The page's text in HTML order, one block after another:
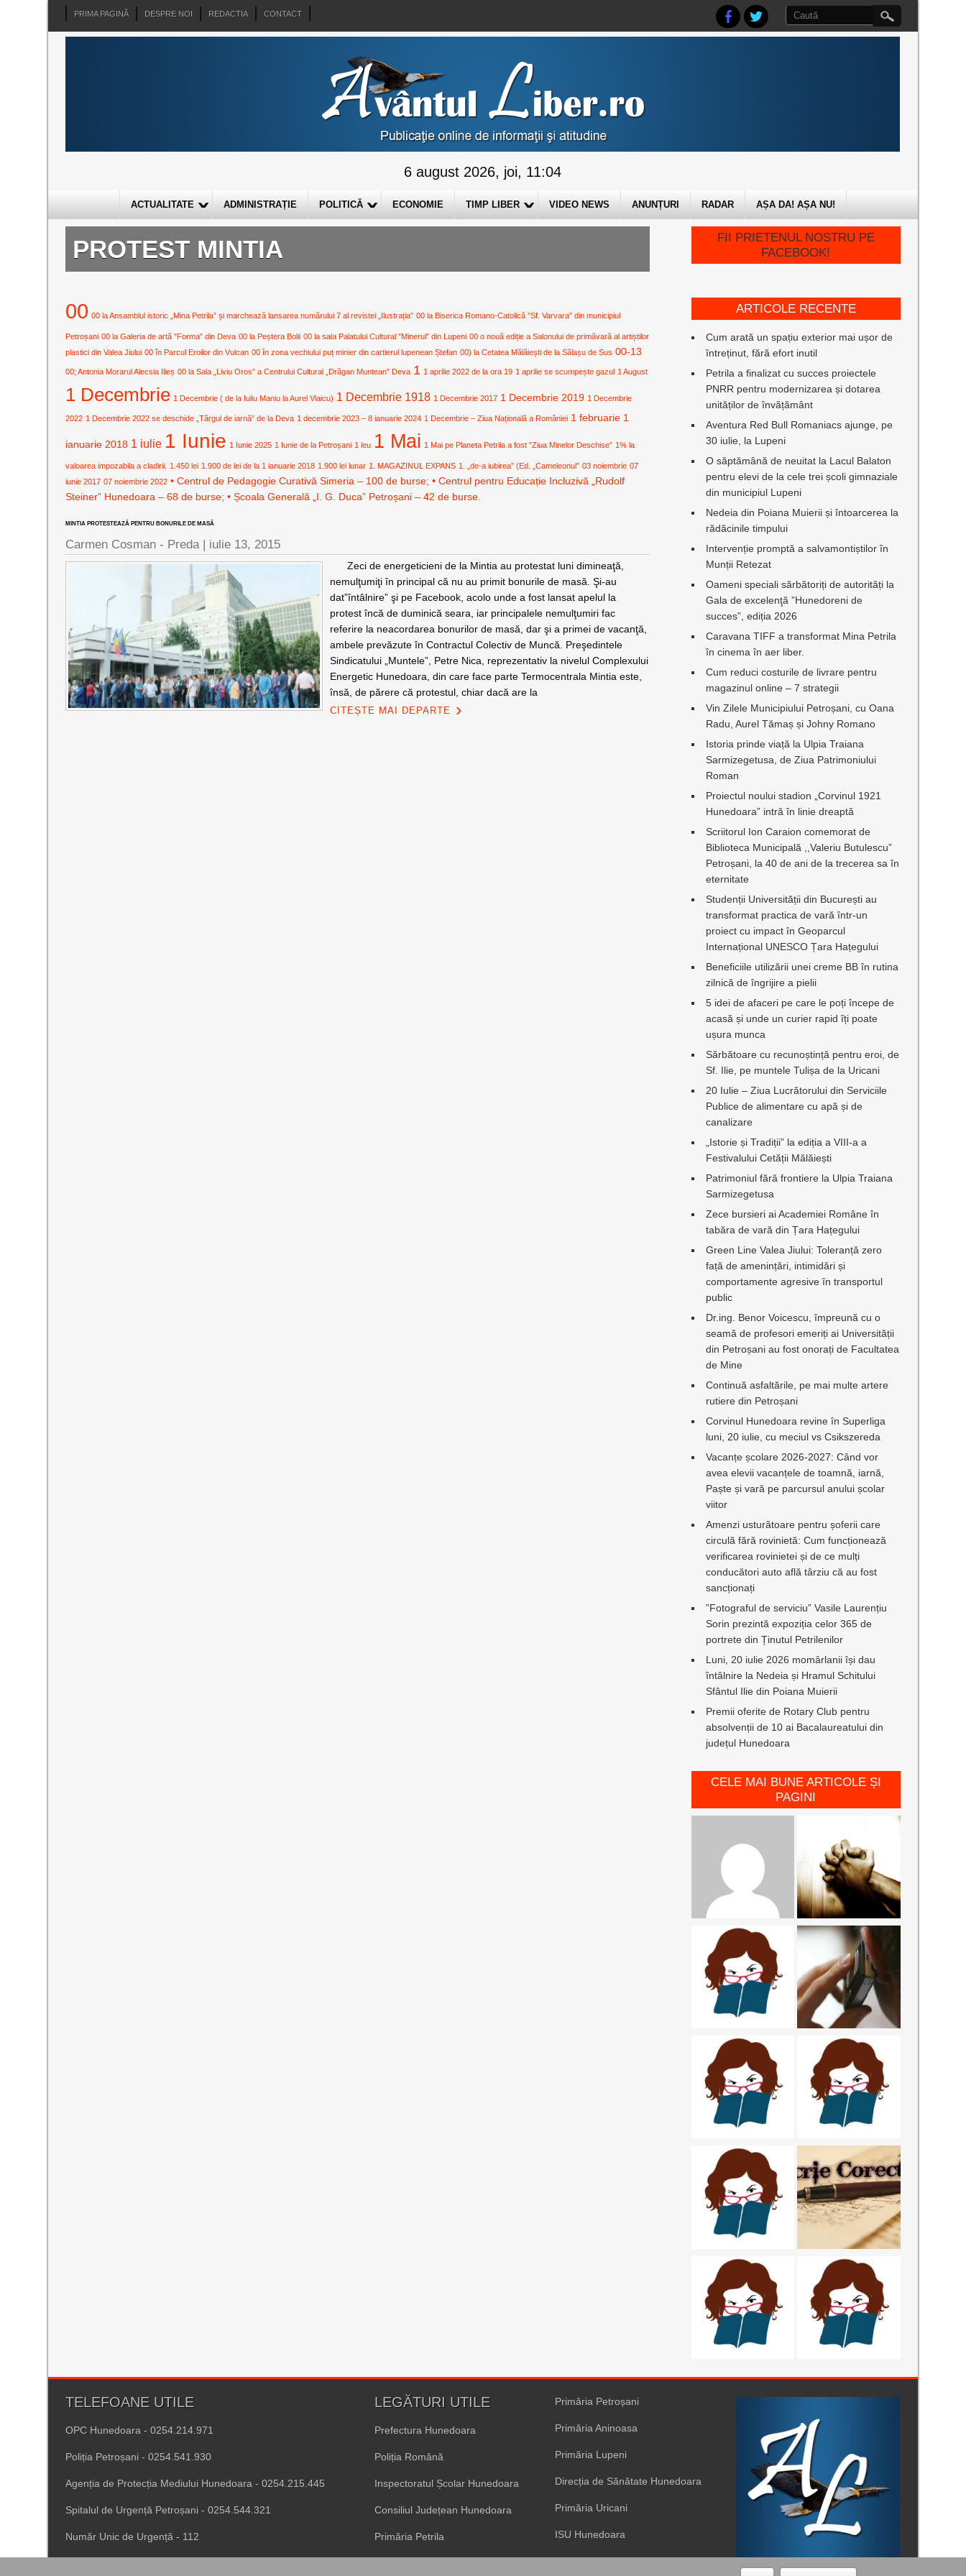
PRIMA PAGINĂ DESPRE NOI REDACTIA CONTACT
6 august 2026, joi, 11:04
ACTUALITATE ADMINISTRAȚIE POLITICĂ ECONOMIE TIMP LIBER VIDEO NEWS ANUNȚURI RADAR AȘA DA! AȘA NU!
PROTEST MINTIA
00 00 la Ansamblul istoric „Mina Petrila” și marchează lansarea numărului 7 al revistei „Ilustrația” 00 la Biserica Romano-Catolică ”Sf. Varvara” din municipiul
Petroșani 00 la Galeria de artă ”Forma” din Deva 00 la Peștera Bolii 00 la sala Palatului Cultural ”Minerul” din Lupeni 00 o nouă ediție a Salonului de primăvară al artiștilor
plastici din Valea Jiului 00 în Parcul Eroilor din Vulcan 00 în zona vechiului puț minier din cartierul lupenean Ștefan 00) la Cetatea Mălăiești de la Sălașu de Sus 00-13
00; Antonia Morarul Alecsia Ilieș 00 la Sala „Liviu Oros” a Centrului Cultural „Drăgan Muntean” Deva 1 1 aprilie 2022 de la ora 19 1 aprilie se scumpește gazul 1 August
1 Decembrie 1 Decembrie ( de la Iuliu Maniu la Aurel Vlaicu) 1 Decembrie 1918 1 Decembrie 2017 1 Decembrie 2019 1 Decembrie
2022 1 Decembrie 2022 se deschide „Târgul de iarnă” de la Deva 1 decembrie 2023 – 8 ianuarie 2024 1 Decembrie – Ziua Națională a României 1 februarie 1
ianuarie 2018 1 iulie 1 Iunie 1 Iunie 2025 1 Iunie de la Petroșani 1 leu 1 Mai 1 Mai pe Planeta Petrila a fost ”Ziua Minelor Deschise” 1% la
valoarea impozabila a cladirii. 1.450 lei 1.900 de lei de la 1 ianuarie 2018 1.900 lei lunar 1. MAGAZINUL EXPANS 1. „de-a iubirea” (Ed. „Cameleonul” 03 noiembrie 07
iunie 2017 07 noiembrie 2022 • Centrul de Pedagogie Curativă Simeria – 100 de burse; • Centrul pentru Educație Incluzivă „Rudolf
Steiner” Hunedoara – 68 de burse; • Școala Generală „I. G. Duca” Petroșani – 42 de burse.
MINTIA PROTESTEAZĂ PENTRU BONURILE DE MASĂ
Carmen Cosman - Preda | iulie 13, 2015
Zeci de energeticieni de la Mintia au protestat luni dimineaţă,
nemulţumiţi în principal că nu au primit bonurile de masă. Şi-au
dat”întâlnire” şi pe Facebook, acolo unde a fost lansat apelul la
protest încă de duminică seara, iar principalele nemulţumiri fac
referire la neacordarea bonurilor de masă, dar şi a primei de vacanţă,
ambele prevăzute în Contractul Colectiv de Muncă. Preşedintele
Sindicatului „Muntele”, Petre Nica, reprezentativ la nivelul Complexului
Energetic Hunedoara, din care face parte Termocentrala Mintia este,
însă, de părere că protestul, chiar dacă are la
CITEȘTE MAI DEPARTE
FII PRIETENUL NOSTRU PE
FACEBOOK!
ARTICOLE RECENTE
Cum arată un spațiu exterior mai ușor de
întreținut, fără efort inutil
Petrila a finalizat cu succes proiectele
PNRR pentru modernizarea și dotarea
unităților de învățământ
Aventura Red Bull Romaniacs ajunge, pe
30 iulie, la Lupeni
O săptămână de neuitat la Lacul Balaton
pentru elevi de la cele trei școli gimnaziale
din municipiul Lupeni
Nedeia din Poiana Muierii și întoarcerea la
rădăcinile timpului
Intervenție promptă a salvamontiștilor în
Munții Retezat
Oameni speciali sărbătoriți de autorități la
Gala de excelenţă ”Hunedoreni de
succes”, ediția 2026
Caravana TIFF a transformat Mina Petrila
în cinema în aer liber.
Cum reduci costurile de livrare pentru
magazinul online – 7 strategii
Vin Zilele Municipiului Petroșani, cu Oana
Radu, Aurel Tămaș și Johny Romano
Istoria prinde viață la Ulpia Traiana
Sarmizegetusa, de Ziua Patrimoniului
Roman
Proiectul noului stadion „Corvinul 1921
Hunedoara” intră în linie dreaptă
Scriitorul Ion Caraion comemorat de
Biblioteca Municipală ,,Valeriu Butulescu”
Petroșani, la 40 de ani de la trecerea sa în
eternitate
Studenții Universității din București au
transformat practica de vară într-un
proiect cu impact în Geoparcul
Internațional UNESCO Țara Hațegului
Beneficiile utilizării unei creme BB în rutina
zilnică de îngrijire a pielii
5 idei de afaceri pe care le poți începe de
acasă și unde un curier rapid îți poate
ușura munca
Sărbătoare cu recunoștință pentru eroi, de
Sf. Ilie, pe muntele Tulișa de la Uricani
20 Iulie – Ziua Lucrătorului din Serviciile
Publice de alimentare cu apă și de
canalizare
„Istorie și Tradiții” la ediția a VIII-a a
Festivalului Cetății Mălăiești
Patrimoniul fără frontiere la Ulpia Traiana
Sarmizegetusa
Zece bursieri ai Academiei Române în
tabăra de vară din Țara Hațegului
Green Line Valea Jiului: Toleranță zero
față de amenințări, intimidări și
comportamente agresive în transportul
public
Dr.ing. Benor Voicescu, împreună cu o
seamă de profesori emeriți ai Universității
din Petroșani au fost onorați de Facultatea
de Mine
Continuă asfaltările, pe mai multe artere
rutiere din Petroșani
Corvinul Hunedoara revine în Superliga
luni, 20 iulie, cu meciul vs Csikszereda
Vacanțe școlare 2026-2027: Când vor
avea elevii vacanțele de toamnă, iarnă,
Paște și vară pe parcursul anului școlar
viitor
Amenzi usturătoare pentru șoferii care
circulă fără rovinietă: Cum funcționează
verificarea rovinietei și de ce mulți
conducători auto află târziu că au fost
sancționați
”Fotograful de serviciu” Vasile Laurențiu
Sorin prezintă expoziția celor 365 de
portrete din Ținutul Petrilenilor
Luni, 20 iulie 2026 momârlanii își dau
întâlnire la Nedeia și Hramul Schitului
Sfântul Ilie din Poiana Muierii
Premii oferite de Rotary Club pentru
absolvenții de 10 ai Bacalaureatului din
județul Hunedoara
CELE MAI BUNE ARTICOLE ȘI
PAGINI
TELEFOANE UTILE
OPC Hunedoara - 0254.214.971
Poliția Petroșani - 0254.541.930
Agenția de Protecția Mediului Hunedoara - 0254.215.445
Spitalul de Urgență Petroșani - 0254.544.321
Număr Unic de Urgență - 112
LEGĂTURI UTILE
Prefectura Hunedoara
Poliția Română
Inspectoratul Școlar Hunedoara
Consiliul Județean Hunedoara
Primăria Petrila
Primăria Petroșani
Primăria Aninoasa
Primăria Lupeni
Direcția de Sănătate Hunedoara
Primăria Uricani
ISU Hunedoara
Primăria Vulcan